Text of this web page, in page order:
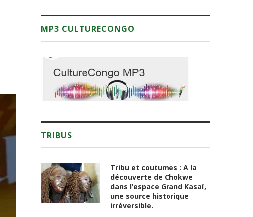
MP3 CULTURECONGO
TRIBUS
Tribu et coutumes : A la
découverte de Chokwe
dans l’espace Grand Kasaï,
une source historique
irréversible.